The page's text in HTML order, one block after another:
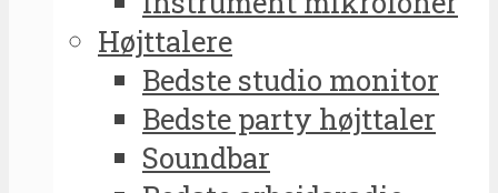
Højttalere
Bedste studio monitor
Bedste party højttaler
Soundbar